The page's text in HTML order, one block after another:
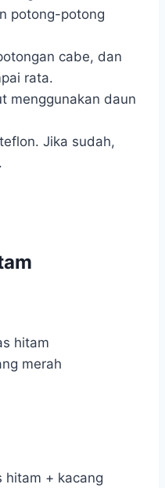
potong-potong
cabe, dan
rata.
menggunakan daun
Jika sudah,
hitam
merah
hitam + kacang